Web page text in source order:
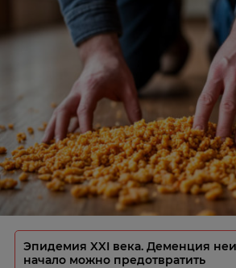
Эпидемия XXI века. Деменция
начало можно предотвратить